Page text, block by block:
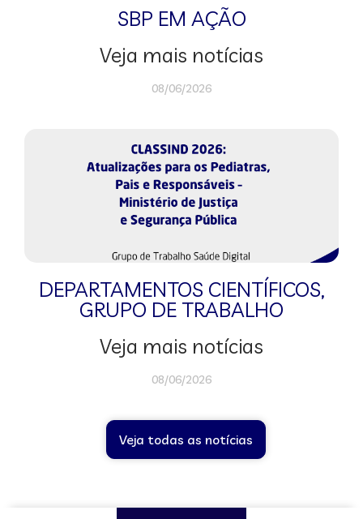
SBP EM AÇÃO
Veja mais notícias
08/06/2026
DEPARTAMENTOS CIENTÍFICOS,
GRUPO DE TRABALHO
Veja mais notícias
08/06/2026
Veja todas as notícias